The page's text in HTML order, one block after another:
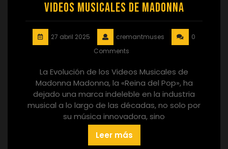
Videos Musicales de Madonna
27 abril 2025 cremantmuses
0
Comments
La Evolución de los Videos Musicales de
Madonna Madonna, la «Reina del Pop», ha
dejado una marca indeleble en la industria
musical a lo largo de las décadas, no solo por
su música innovadora, sino
Leer más